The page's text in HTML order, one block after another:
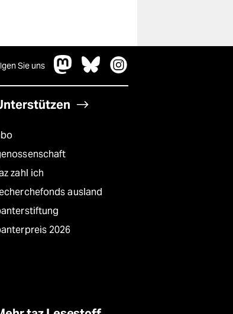
Sie uns
zahl ich
ausland
2026